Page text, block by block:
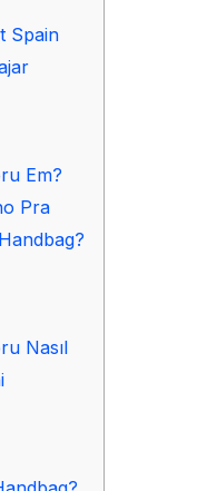
Spain
Em?
Pra
Nasıl